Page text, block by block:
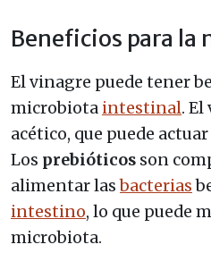
Beneficios para la
El vinagre puede tener
microbiota intestinal.
acético, que puede
Los prebióticos son
alimentar lasbacterias
intestino, lo que puede
microbiota.